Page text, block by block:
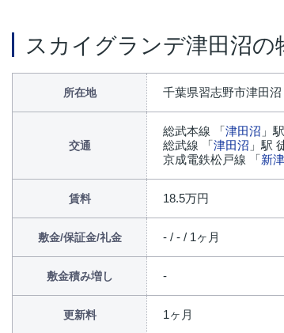
スカイグランデ津田沼の
所在地 千葉県習志野市津田沼
交通
総武本線 「津田沼 」
総武線 「津田沼 」駅
京成電鉄松戸線 「新
賃料 18.5万円
敷金/保証金/礼金 - / - / 1ヶ月
敷金積み増し
更新料 1ヶ月